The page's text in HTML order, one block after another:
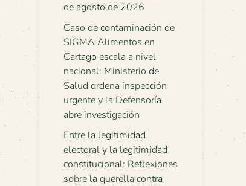
de agosto de 2026
Caso de contaminación de
SIGMA Alimentos en
Cartago escala a nivel
nacional: Ministerio de
Salud ordena inspección
urgente y la Defensoría
abre investigación
Entre la legitimidad
electoral y la legitimidad
constitucional: Reflexiones
sobre la querella contra